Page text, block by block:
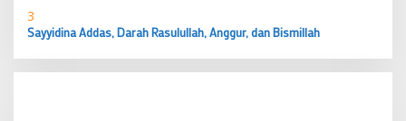
3
Sayyidina Addas, Darah Rasulullah, Anggur, dan Bismillah